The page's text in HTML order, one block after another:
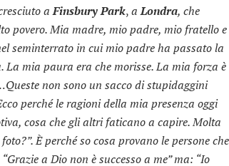
aFinsbury Park,aLondra, che
povero. Mia madre, mio padre, mio fratello e
seminterrato in cui mio padre ha passato la
mia paura era che morisse. La mia forza è
non sono un sacco di stupidaggini
perché le ragioni della mia presenza oggi
, cosa che gli altri faticano a capire. Molta
È perché so cosa provano le persone che
a Dio non è successo a me” ma: “Io